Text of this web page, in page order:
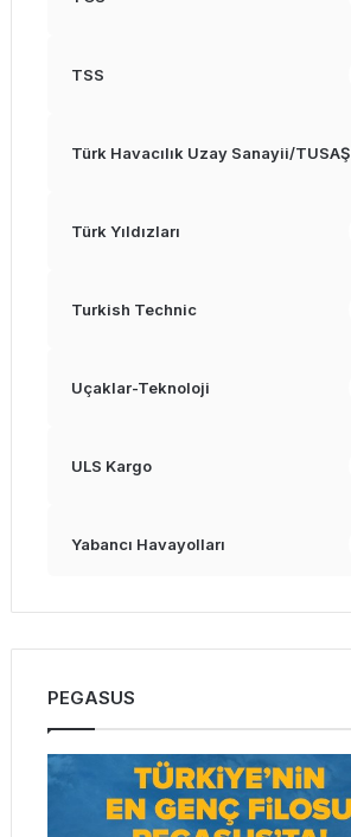
TSS
Türk Havacılık Uzay Sanayii/TUSAŞ
Türk Yıldızları
Turkish Technic
Uçaklar-Teknoloji
ULS Kargo
Yabancı Havayolları
PEGASUS